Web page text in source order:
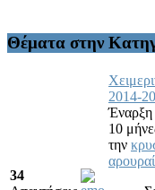
Θέματα στην
34
2014-
Έναρξη
10
την